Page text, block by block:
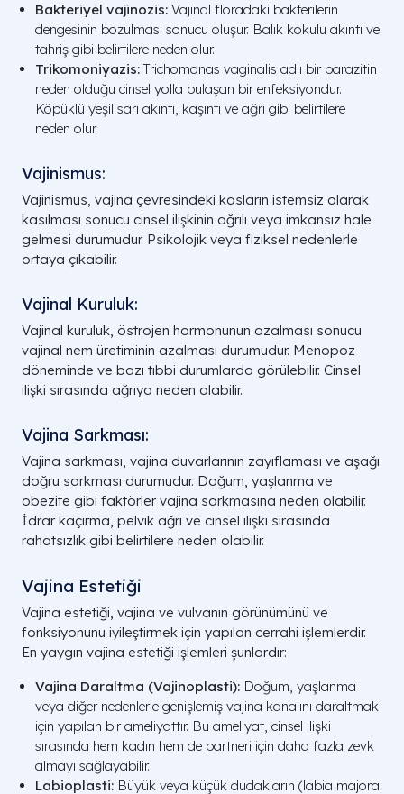
Bakteriyel vajinozis: Vajinal floradaki bakterilerin
dengesinin bozulması sonucu oluşur. Balık kokulu akıntı ve
tahriş gibi belirtilere neden olur.
Trikomoniyazis: Trichomonas vaginalis adlı bir parazitin
neden olduğu cinsel yolla bulaşan bir enfeksiyondur.
Köpüklü yeşil sarı akıntı, kaşıntı ve ağrı gibi belirtilere
neden olur.
Vajinismus:
Vajinismus, vajina çevresindeki kasların istemsiz olarak
kasılması sonucu cinsel ilişkinin ağrılı veya imkansız hale
gelmesi durumudur. Psikolojik veya fiziksel nedenlerle
ortaya çıkabilir.
Vajinal Kuruluk:
Vajinal kuruluk, östrojen hormonunun azalması sonucu
vajinal nem üretiminin azalması durumudur. Menopoz
döneminde ve bazı tıbbi durumlarda görülebilir. Cinsel
ilişki sırasında ağrıya neden olabilir.
Vajina Sarkması:
Vajina sarkması, vajina duvarlarının zayıflaması ve aşağı
doğru sarkması durumudur. Doğum, yaşlanma ve
obezite gibi faktörler vajina sarkmasına neden olabilir.
İdrar kaçırma, pelvik ağrı ve cinsel ilişki sırasında
rahatsızlık gibi belirtilere neden olabilir.
Vajina Estetiği
Vajina estetiği, vajina ve vulvanın görünümünü ve
fonksiyonunu iyileştirmek için yapılan cerrahi işlemlerdir.
En yaygın vajina estetiği işlemleri şunlardır:
Vajina Daraltma (Vajinoplasti): Doğum, yaşlanma
veya diğer nedenlerle genişlemiş vajina kanalını daraltmak
için yapılan bir ameliyattır. Bu ameliyat, cinsel ilişki
sırasında hem kadın hem de partneri için daha fazla zevk
almayı sağlayabilir.
Labioplasti: Büyük veya küçük dudakların (labia majora